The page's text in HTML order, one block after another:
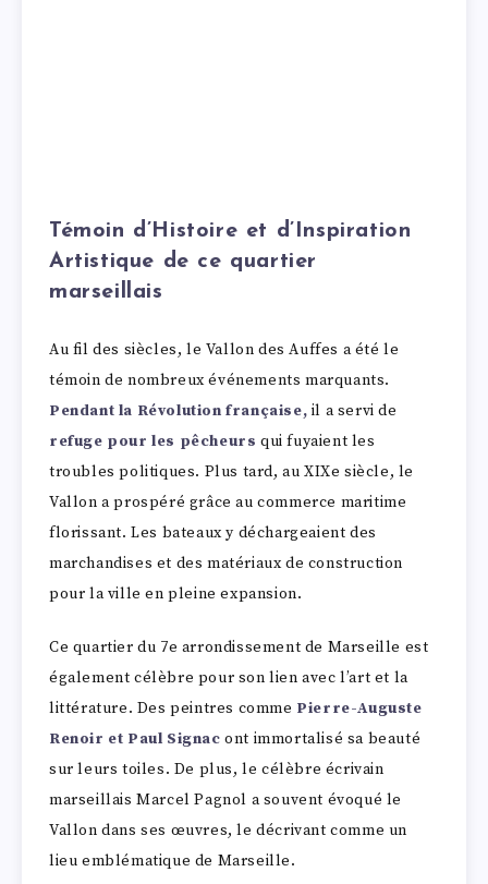
Témoin d’Histoire et d’Inspiration
Artistique de ce quartier
marseillais
Au fil des siècles, le Vallon des Auffes a été le
témoin de nombreux événements marquants.
Pendant la Révolution française, il a servi de
refuge pour les pêcheurs qui fuyaient les
troubles politiques. Plus tard, au XIXe siècle, le
Vallon a prospéré grâce au commerce maritime
florissant. Les bateaux y déchargeaient des
marchandises et des matériaux de construction
pour la ville en pleine expansion.
Ce quartier du 7e arrondissement de Marseille est
également célèbre pour son lien avec l’art et la
littérature. Des peintres comme Pierre-Auguste
Renoir et Paul Signacont immortalisé sa beauté
sur leurs toiles. De plus, le célèbre écrivain
marseillais Marcel Pagnol a souvent évoqué le
Vallon dans ses œuvres, le décrivant comme un
lieu emblématique de Marseille.